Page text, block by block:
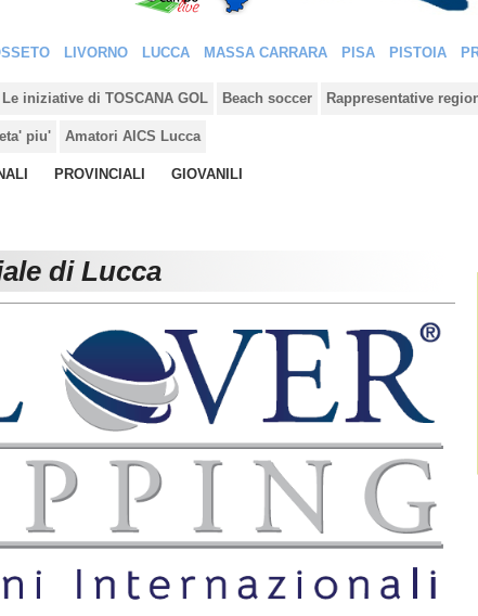
LIVORNO LUCCA MASSA CARRARA PISA PISTOIA
Le iniziative di TOSCANA GOL Beach soccer Rappresentative
piu' Amatori AICS Lucca
PROVINCIALI GIOVANILI
di Lucca